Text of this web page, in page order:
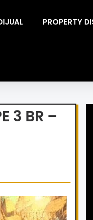
PROPERTY
3 BR –